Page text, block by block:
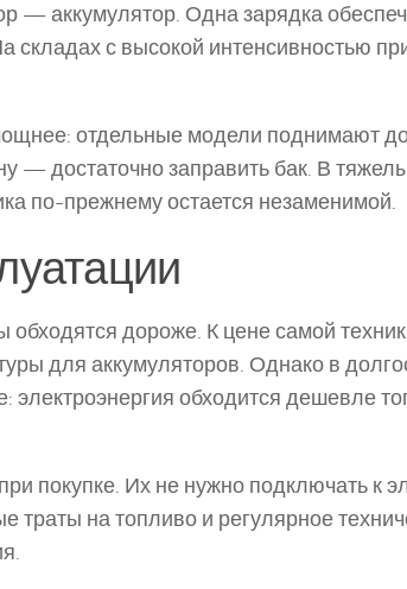
— аккумулятор. Одна зарядка
складах с высокой интенсивностью
отдельные модели поднимают
— достаточно заправить бак. В
по-прежнему остается незаменимой.
дороже. К цене самой
для аккумуляторов. Однако в
обходится дешевле
покупке. Их не нужно подключать к
траты на топливо и регулярное